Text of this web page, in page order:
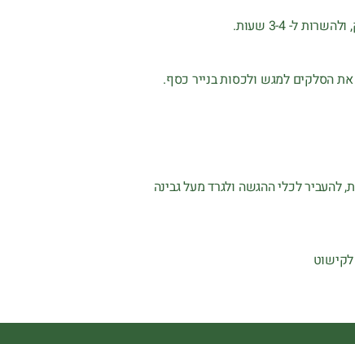
ל- 3-4 שעות.
לכלי ההגשה ולגרד מעל גבינה